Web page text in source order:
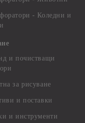
- Коледни и
и почистващи
за рисуване
и поставки
и инструменти